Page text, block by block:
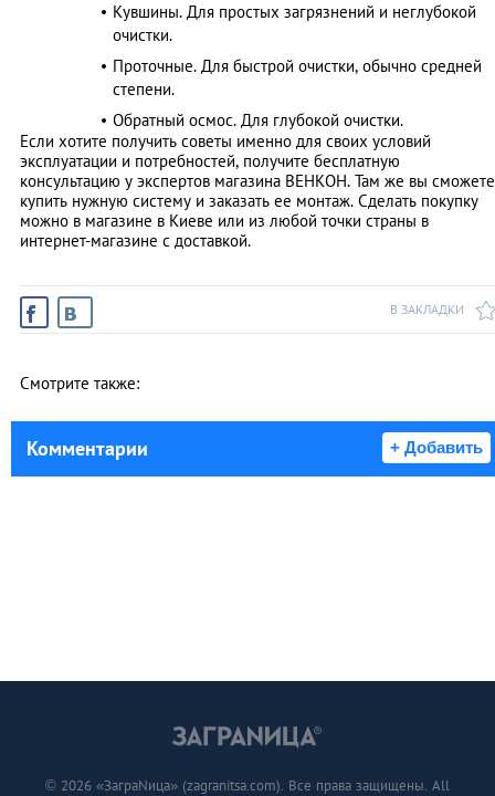
Кувшины. Для простых загрязнений и неглубокой
очистки.
Проточные. Для быстрой очистки, обычно средней
степени.
Обратный осмос. Для глубокой очистки.
Если хотите получить советы именно для своих условий
эксплуатации и потребностей, получите бесплатную
консультацию у экспертов магазина ВЕНКОН. Там же вы сможете
купить нужную систему и заказать ее монтаж. Сделать покупку
можно в магазине в Киеве или из любой точки страны в
интернет-магазине с доставкой.
В ЗАКЛАДКИ
Смотрите также:
Комментарии + Добавить
© 2026 «ЗаграNица» (zagranitsa.com). Все права защищены. All